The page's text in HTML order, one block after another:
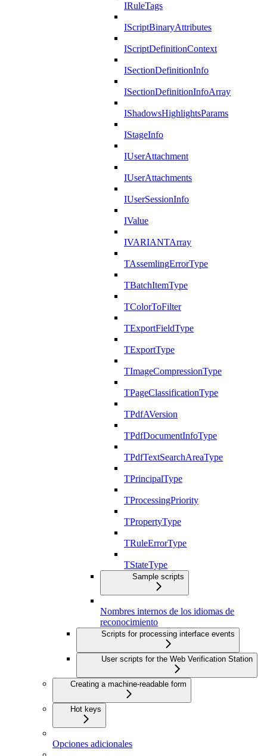
IRuleTags
IScriptBinaryAttributes
IScriptDefinitionContext
ISectionDefinitionInfo
ISectionDefinitionInfoArray
IShadowsHighlightsParams
IStageInfo
IUserAttachment
IUserAttachments
IUserSessionInfo
IValue
IVARIANTArray
TAssemlingErrorType
TBatchItemType
TColorToFilter
TExportFieldType
TExportType
TImageCompressionType
TPageClassificationType
TPdfAVersion
TPdfDocumentInfoType
TPdfTextSearchAreaType
TPrincipalType
TProcessingPriority
TPropertyType
TRuleErrorType
TStateType
Sample scripts
Nombres internos de los idiomas de
reconocimiento
Scripts for processing interface events
User scripts for the Web Verification Station
Creating a machine-readable form
Hot keys
Opciones adicionales